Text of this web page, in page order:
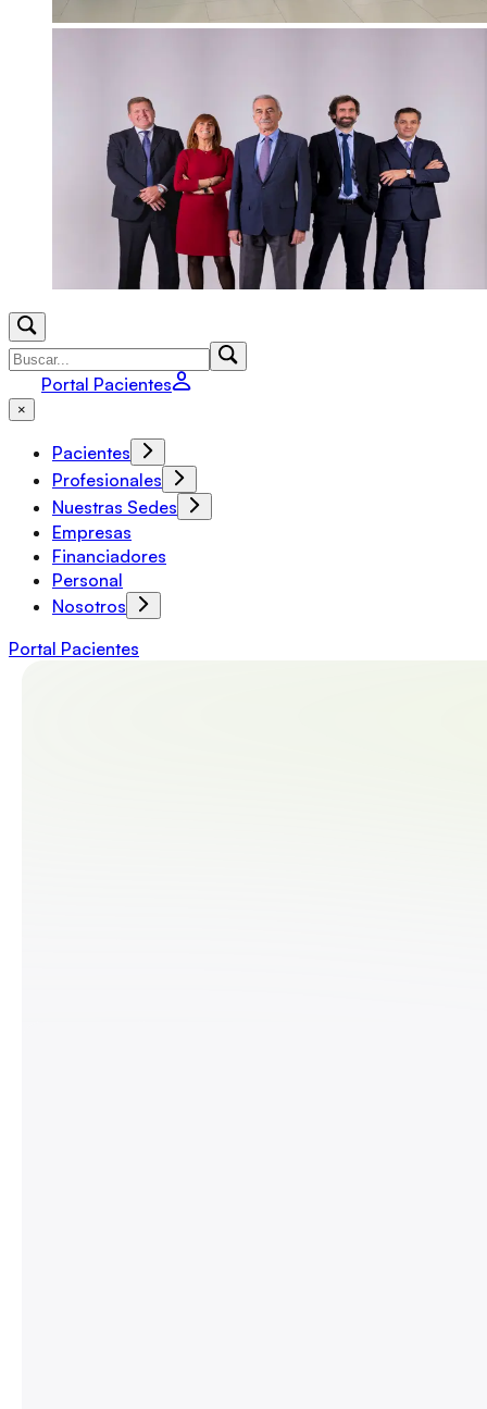
Portal Pacientes
×
Pacientes
Profesionales
Nuestras Sedes
Empresas
Financiadores
Personal
Nosotros
Portal Pacientes